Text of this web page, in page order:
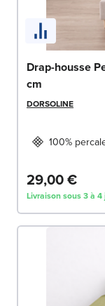
Drap-housse
cm
DORSOLINE
100%
29,00 €
Livraison sous 3 à 4